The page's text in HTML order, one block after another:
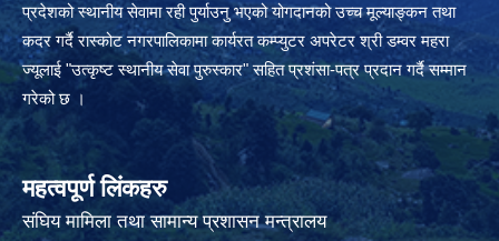
प्रदेशको स्थानीय सेवामा रही पुर्याउनु भएको योगदानको उच्च मूल्याङ्कन तथा
कदर गर्दै रास्कोट नगरपालिकामा कार्यरत कम्प्युटर अपरेटर श्री डम्वर महरा
ज्यूलाई "उत्कृष्ट स्थानीय सेवा पुरुस्कार" सहित प्रशंसा-पत्र प्रदान गर्दै सम्मान
गरेको छ ।
महत्वपूर्ण लिंकहरु
संघिय मामिला तथा सामान्य प्रशासन मन्त्रालय